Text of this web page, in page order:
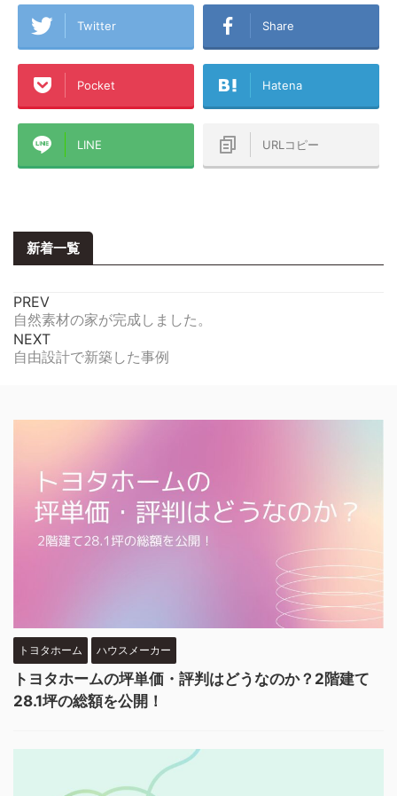
Twitter Share
Pocket Hatena
LINE URLコピー
新着一覧
PREV
自然素材の家が完成しました。
NEXT
自由設計で新築した事例
トヨタホーム ハウスメーカー
トヨタホームの坪単価・評判はどうなのか？2階建て
28.1坪の総額を公開！